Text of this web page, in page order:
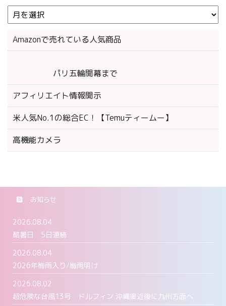
Amazonで売れている人気商品
パリ五輪開幕まで
アフィリエイト情報開示
米人気No.1の総合EC！【Temuティームー】
高機能カメラ
お知らせ
2026.08.04
酷暑日 5日連続
2026.08.04
2026年梅雨入り/梅雨明け
2026.08.02
超危険な台風13号 ドルフィン 沖縄接近後に九州方面へ